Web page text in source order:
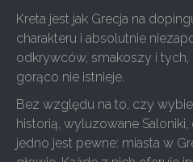
Kreta jest jak Grecja na
charakteru i absolutnie
odkrywców, smakoszy i
gorąco nie istnieje.
Bez względu na to, czy
historią, wyluzowane
jedno jest pewne: miasta w